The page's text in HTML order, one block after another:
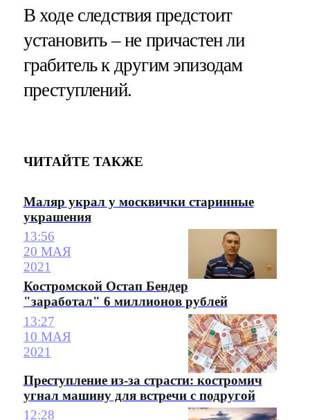
В ходе следствия предстоит
установить – не причастен ли
грабитель к другим эпизодам
преступлений.
ЧИТАЙТЕ ТАКЖЕ
Маляр украл у москвички старинные
украшения
13:56
20 МАЯ
2021
Костромской Остап Бендер
"заработал" 6 миллионов рублей
13:27
10 МАЯ
2021
Преступление из-за страсти: костромич
угнал машину для встречи с подругой
12:28